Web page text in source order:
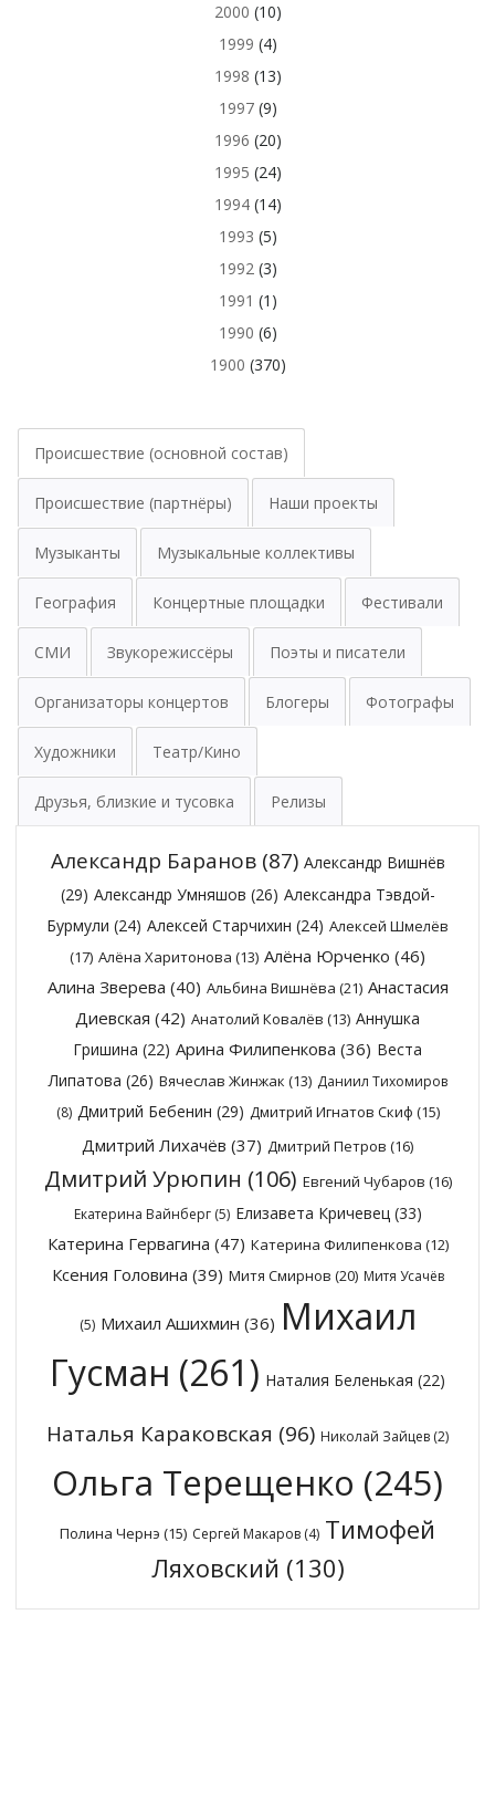
2000 (10)
1999 (4)
1998 (13)
1997(9)
1996 (20)
1995 (24)
1994(14)
1993 (5)
1992(3)
1991 (1)
1990 (6)
1900 (370)
Происшествие (основной состав)
Происшествие (партнёры) Наши проекты
Музыканты Музыкальные коллективы
География Концертные площадки Фестивали
СМИ Звукорежиссёры Поэты и писатели
Организаторы концертов Блогеры Фотографы
Художники Театр/Кино
Друзья, близкие и тусовка Релизы
Александр Баранов(87) Александр Вишнёв
(29) Александр Умняшов (26) Александра Тэвдой-
Бурмули (24) Алексей Старчихин (24) Алексей Шмелёв
(17) Алёна Харитонова (13) Алёна Юрченко (46)
Алина Зверева (40) Альбина Вишнёва (21) Анастасия
Диевская (42) Анатолий Ковалёв (13) Аннушка
Гришина (22) Арина Филипенкова (36) Веста
Липатова (26) Вячеслав Жинжак (13) Даниил Тихомиров
(8) Дмитрий Бебенин (29) Дмитрий Игнатов Скиф (15)
Дмитрий Лихачёв (37) Дмитрий Петров (16)
Дмитрий Урюпин (106) Евгений Чубаров (16)
Екатерина Вайнберг(5) Елизавета Кричевец(33)
Катерина Гервагина (47) Катерина Филипенкова (12)
Ксения Головина (39) Митя Смирнов (20) Митя Усачёв
(5) Михаил Ашихмин (36) Михаил
Гусман (261) Наталия Беленькая (22)
Наталья Караковская (96) Николай Зайцев (2)
Ольга Терещенко (245)
Полина Чернэ (15) Сергей Макаров (4) Тимофей
Ляховский (130)